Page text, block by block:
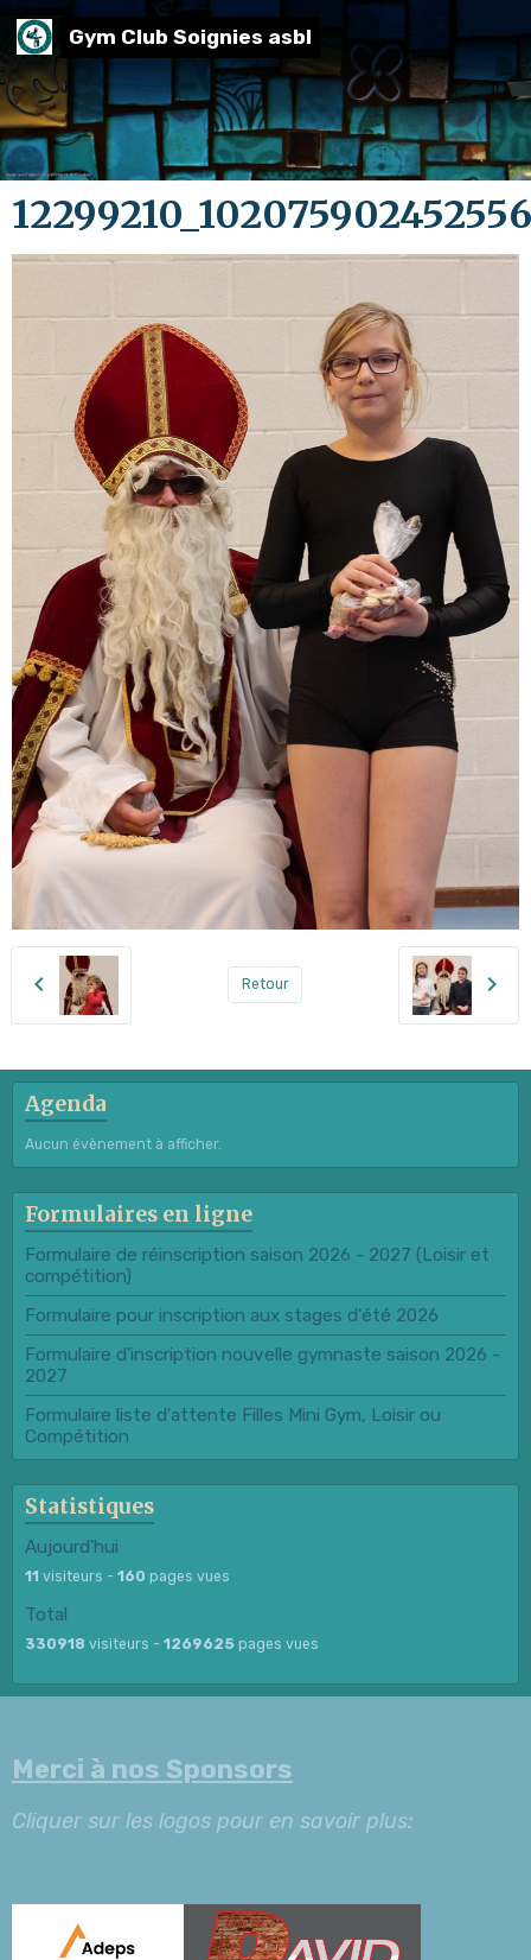
Gym Club Soignies asbl
Retour
Agenda
Aucun évènement à afficher.
Formulaires en ligne
Formulaire de réinscription saison 2026 - 2027 (Loisir et
compétition)
Formulaire pour inscription aux stages d'été 2026
Formulaire d'inscription nouvelle gymnaste saison 2026 -
2027
Formulaire liste d'attente Filles Mini Gym, Loisir ou
Compétition
Statistiques
Aujourd'hui
11 visiteurs - 160 pages vues
Total
330918 visiteurs - 1269625 pages vues
Merci à nos Sponsors
Cliquer sur les logos pour en savoir plus: